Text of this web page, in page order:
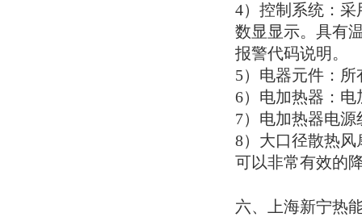
4） 控制系统 ： 采
数显显示。 具有
报警代码说明 。
5） 电器元件 ： 所
6） 电加热器 ： 电
7） 电加热器电源
8） 大口径散热风
可以非常有效的
六、 上海新宁热